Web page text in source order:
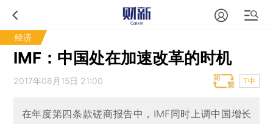
经济
IMF：中国处在加速改革的时机
2017年08月15日 21:00 T中
在年度第四条款磋商报告中，IMF同时上调中国增长